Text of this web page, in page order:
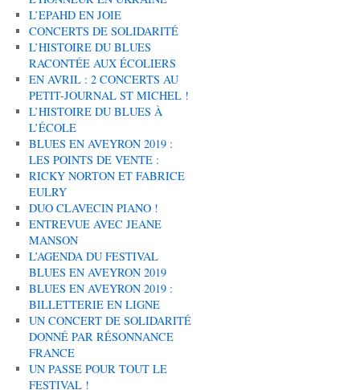
L’EPAHD EN JOIE
CONCERTS DE SOLIDARITÉ
L’HISTOIRE DU BLUES
RACONTÉE AUX ÉCOLIERS
EN AVRIL : 2 CONCERTS AU
PETIT-JOURNAL ST MICHEL !
L’HISTOIRE DU BLUES À
L’ÉCOLE
BLUES EN AVEYRON 2019 :
LES POINTS DE VENTE :
RICKY NORTON ET FABRICE
EULRY
DUO CLAVECIN PIANO !
ENTREVUE AVEC JEANE
MANSON
L’AGENDA DU FESTIVAL
BLUES EN AVEYRON 2019
BLUES EN AVEYRON 2019 :
BILLETTERIE EN LIGNE
UN CONCERT DE SOLIDARITÉ
DONNÉ PAR RÉSONNANCE
FRANCE
UN PASSE POUR TOUT LE
FESTIVAL !